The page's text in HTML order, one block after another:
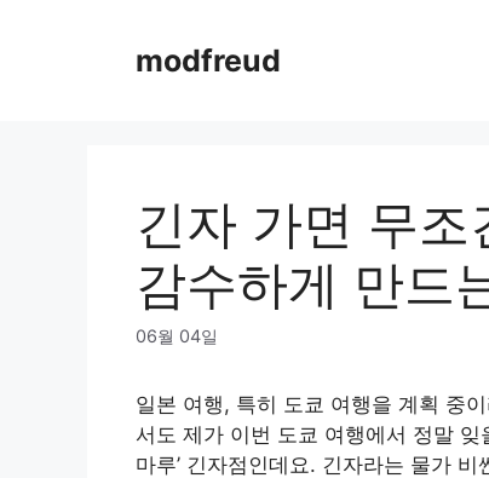
modfreud
긴자 가면 무
감수하게 만드
06월 04일
일본 여행, 특히 도쿄 여행을 계획 중
서도 제가 이번 도쿄 여행에서 정말
마루’ 긴자점인데요. 긴자라는 물가